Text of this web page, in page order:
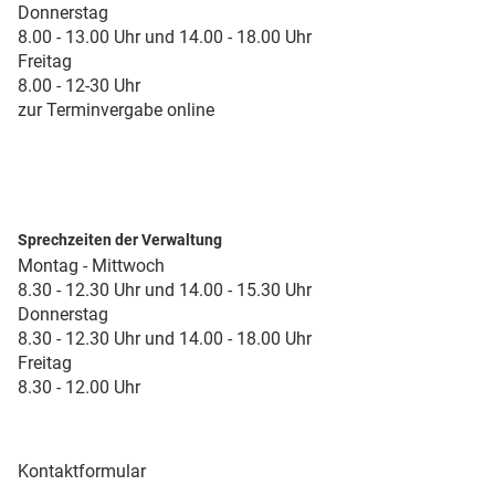
Donnerstag
8.00 - 13.00 Uhr und 14.00 - 18.00 Uhr
Freitag
8.00 - 12-30 Uhr
zur Terminvergabe online
Sprechzeiten der Verwaltung
Montag - Mittwoch
8.30 - 12.30 Uhr und 14.00 - 15.30 Uhr
Donnerstag
8.30 - 12.30 Uhr und 14.00 - 18.00 Uhr
Freitag
8.30 - 12.00 Uhr
Kontaktformular